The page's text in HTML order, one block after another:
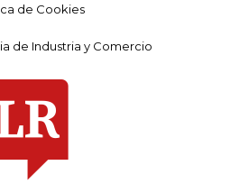
de Cookies
de Industria y Comercio